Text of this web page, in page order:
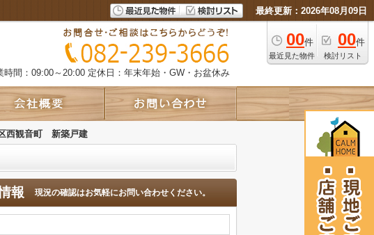
最終更新：2026年08月09日
00件
最近見た物件
00件
検討リスト
時間：09:00～20:00 定休日：年末年始・GW・お盆休み
西観音町 新築戸建
報 現況の確認はお気軽にお問い合わせください。